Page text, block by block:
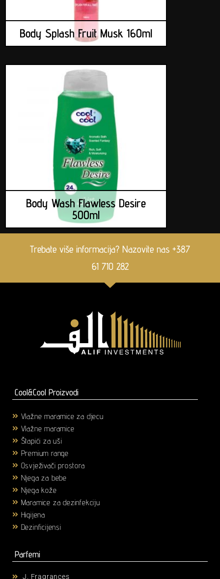
Body Splash Fruit Musk 160ml
Body Wash Flawless Desire
500ml
Trebate više informacija? Nazovite nas +387
61 710 282
Cool&Cool Proizvodi
Vlažne maramice za djecu
Vlažne maramice
Štapići za uši
Premium range
Osvježivači prostora
Njega za bebe
Njega kože
Maramice za dezinfekciju
Higijena
Dezinficijensi
Parfemi
J. Fragrances